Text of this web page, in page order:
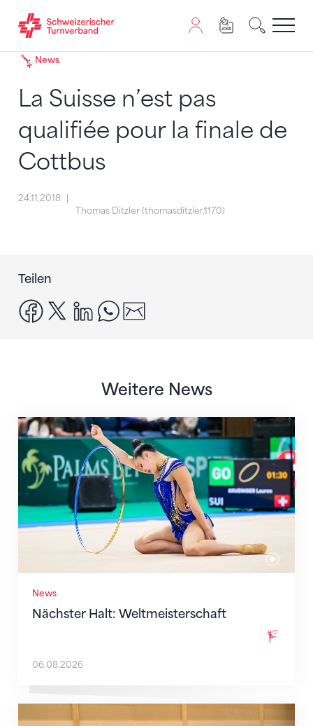
Zum Inhalt springen
Zur Sitemap navigieren
Zum Navigieren dieser Seite wird JavaScript benötigt.
News
La Suisse n’est pas
qualifiée pour la finale de
Cottbus
24.11.2018
Thomas Ditzler (thomasditzler,1170)
Teilen
facebook
x linkedinwhatsapp
Weitere News
News
Nächster Halt: Weltmeisterschaft
Nächster Halt: Weltmeisterschaft
06.08.2026
Mit klaren Zielen nach Zagreb